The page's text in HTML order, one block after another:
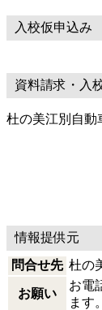
入校仮申込み
資料請求・入
杜の美江別自動
情報提供元
問合せ先 杜の
お願い
お電
ます